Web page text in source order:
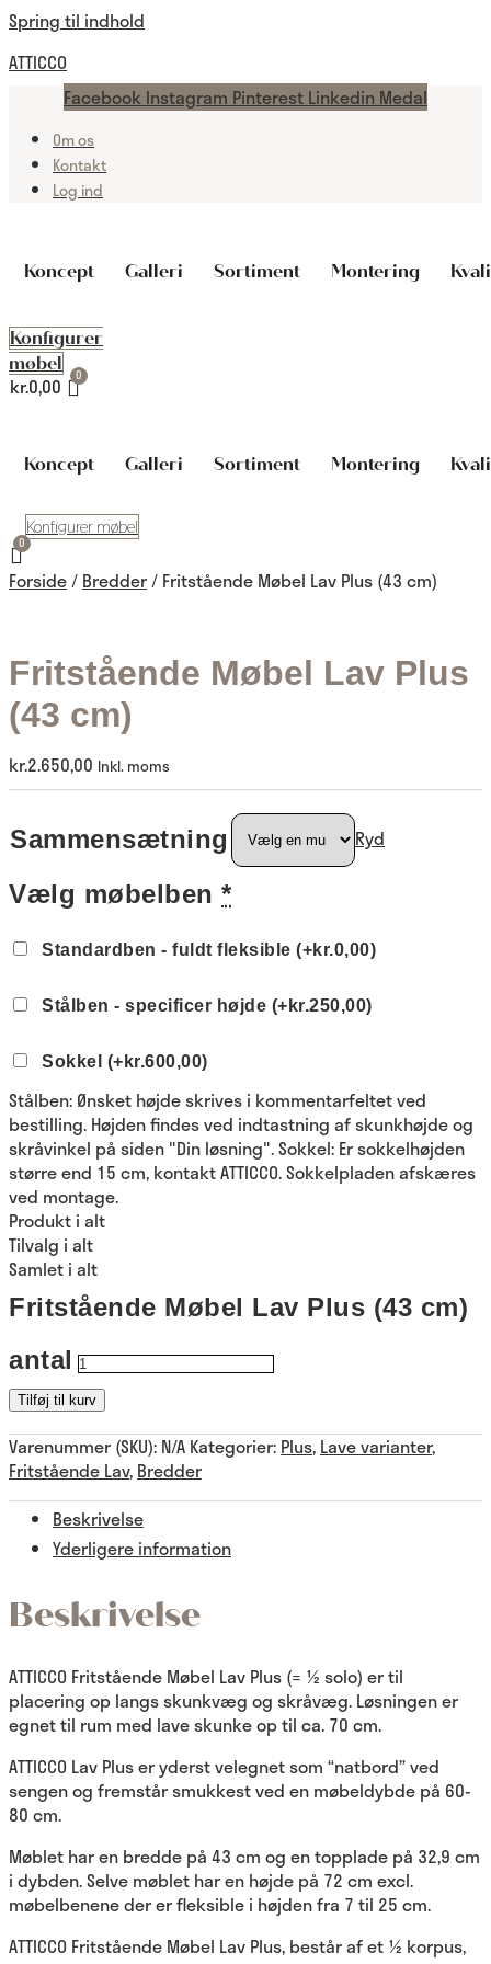
Spring til indhold
ATTICCO
Facebook Instagram Pinterest Linkedin Medal
Om os
Kontakt
Log ind
Koncept Galleri Sortiment Montering
Konfigurer
møbel
kr.0,00
Koncept Galleri Sortiment Montering
Konfigurer møbel
Forside/ Bredder/ Fritstående Møbel Lav Plus (43 cm)
Fritstående Møbel Lav Plus
(43 cm)
kr.2.650,00 Inkl. moms
Sammensætning Ryd
Vælg møbelben *
Standardben - fuldt fleksible (+kr.0,00)
Stålben - specificer højde (+kr.250,00)
Sokkel (+kr.600,00)
Stålben: Ønsket højde skrives i kommentarfeltet ved
bestilling. Højden findes ved indtastning af skunkhøjde og
skråvinkel på siden "Din løsning". Sokkel: Er sokkelhøjden
større end 15 cm, kontakt ATTICCO. Sokkelpladen afskæres
ved montage.
Produkt i alt
Tilvalg i alt
Samlet i alt
Fritstående Møbel Lav Plus (43 cm)
antal
Tilføj til kurv
Varenummer (SKU): N/A Kategorier: Plus, Lave varianter,
Fritstående Lav, Bredder
Beskrivelse
Yderligere information
Beskrivelse
ATTICCO Fritstående Møbel Lav Plus (= ½ solo) er til
placering op langs skunkvæg og skråvæg. Løsningen er
egnet til rum med lave skunke op til ca. 70 cm.
ATTICCO Lav Plus er yderst velegnet som “natbord” ved
sengen og fremstår smukkest ved en møbeldybde på 60-
80 cm.
Møblet har en bredde på 43 cm og en topplade på 32,9 cm
i dybden. Selve møblet har en højde på 72 cm excl.
møbelbenene der er fleksible i højden fra 7 til 25 cm.
ATTICCO Fritstående Møbel Lav Plus, består af et ½ korpus,